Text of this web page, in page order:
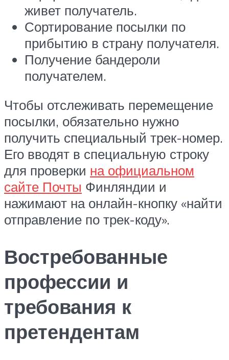
живет получатель.
Сортирование посылки по
прибытию в страну получателя.
Получение бандероли
получателем.
Чтобы отслеживать перемещение
посылки, обязательно нужно
получить специальный трек-номер.
Его вводят в специальную строку
для проверки на официальном
сайте Почты Финляндии и
нажимают на онлайн-кнопку «найти
отправление по трек-коду».
Востребованные
профессии и
требования к
претендентам